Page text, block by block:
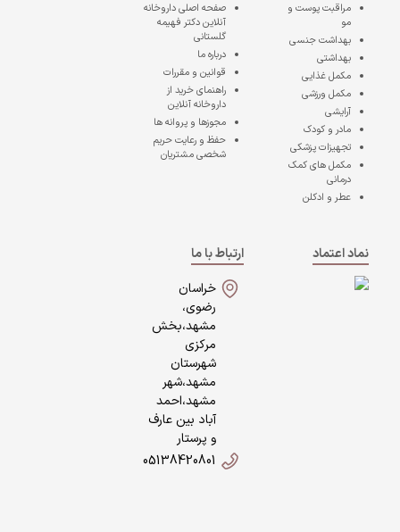
مراقبت پوست و
مو
بهداشت جنسی
بهداشتی
مکمل غذایی
مکمل ورزشی
آرایشی
مادر و کودک
تجهیزات پزشکی
مکمل های کمک
درمانی
عطر و ادکلن
صفحه اصلیداروخانه
آنلاین دکتر فهیمه
گلستانی
درباره ما
قوانین و مقررات
راهنمای خرید از
داروخانه آنلاین
مجوزها و پروانه ها
حفظ و رعایت حریم
شخصی مشتریان
نماد اعتماد
ارتباط با ما
خراسان
رضوی،
مشهد،بخش
مرکزی
شهرستان
مشهد،شهر
مشهد،احمد
آباد بین عارف
و پرستار
05138420801